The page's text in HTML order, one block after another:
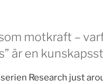
motkraft –
är en
Research just